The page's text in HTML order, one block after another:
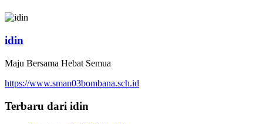
idin
Maju Bersama Hebat Semua
https://www.sman03bombana.sch.id
Terbaru dari idin